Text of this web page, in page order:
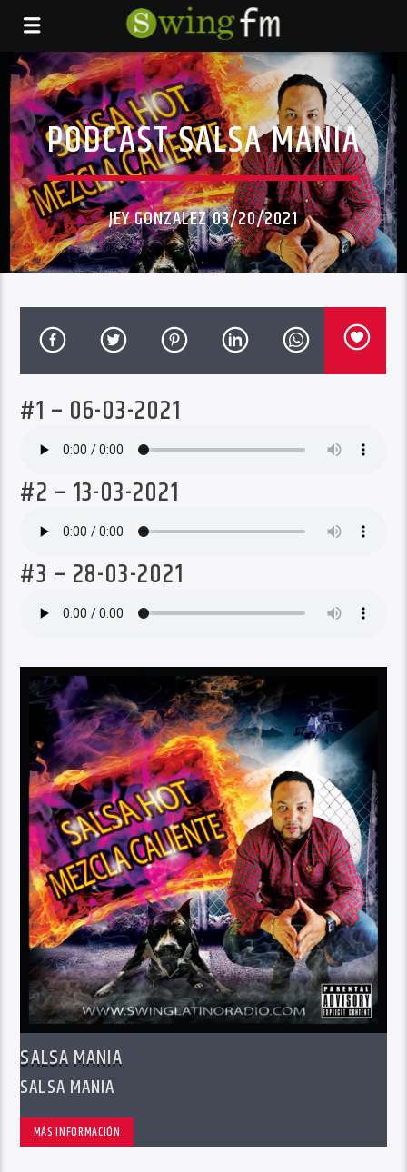
PODCAST SALSA MANIA
JEY GONZALEZ 03/20/2021
#1 – 06-03-2021
#2 – 13-03-2021
#3 – 28-03-2021
SALSA MANIA
SALSA MANIA
MÁS INFORMACIÓN